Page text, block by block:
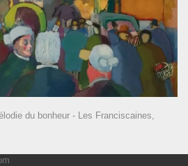
du bonheur - Les Franciscaines,